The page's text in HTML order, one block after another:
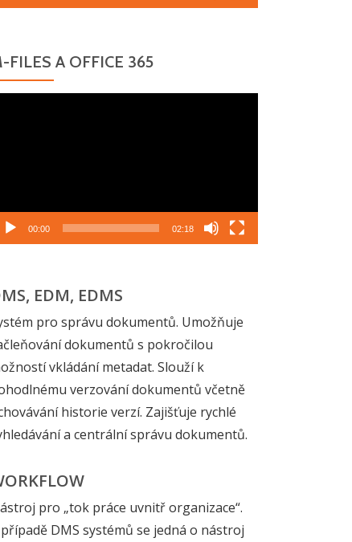
FILES A OFFICE 365
00:00 02:18
EDM, EDMS
pro správu dokumentů. Umožňuje
dokumentů s pokročilou
vkládání metadat. Slouží k
verzování dokumentů včetně
historie verzí. Zajišťuje rychlé
a centrální správu dokumentů.
pro „tok práce uvnitř organizace“.
DMS systémů se jedná o nástroj